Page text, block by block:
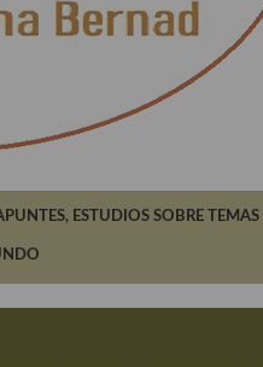
ESTUDIOS SOBRE